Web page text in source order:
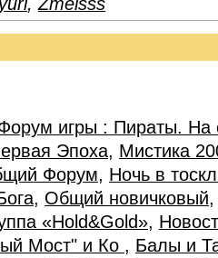
игры : Пираты. На
Эпоха, Мистика
Форум, Ночь в
, Общий новичковый
«Hold&Gold»,
Мост" и Ко , Балы и